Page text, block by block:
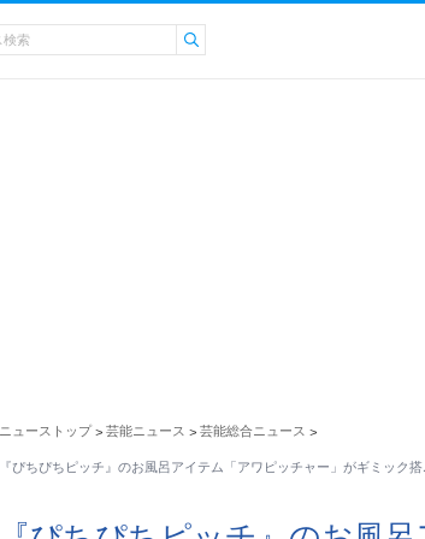
ニューストップ > 芸能ニュース > 芸能総合ニュース >
『ぴちぴちピッチ』のお風呂アイテム「アワピッチャー」がギミック